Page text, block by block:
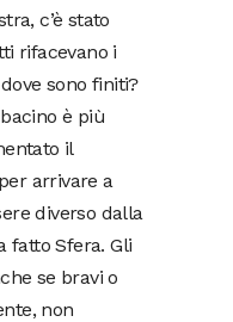
c’è stato
rifacevano i
sono finiti?
è più
il
arrivare a
diverso dalla
fatto Sfera. Gli
se bravi o
non